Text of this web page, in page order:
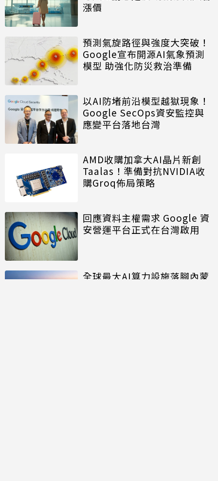
漲價
預測氣旋路徑與強度大突破！
Google宣布開源AI氣象預測
模型 助強化防災救治準備
以AI防堵前沿模型越獄現象！
Google SecOps資安監控與
應變平台落地台灣
AMD收購加拿大AI晶片新創
Taalas！準備對抗NVIDIA收
購Groq佈局策略
回應資料主權需求 Google 資
安營運平台正式在台灣啟用
全球最大AI算力設施落腳內蒙